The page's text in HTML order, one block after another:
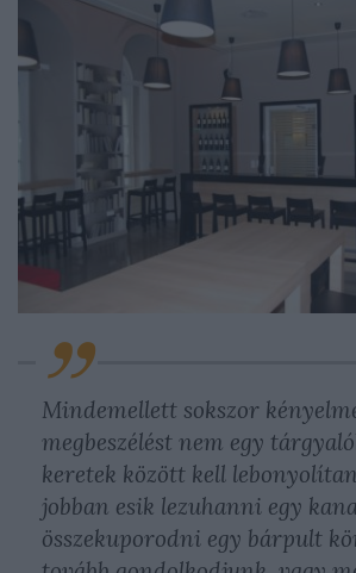
Mindemellett sokszor
megbeszélést nem egy
keretek között kell
jobban esik lezuhanni egy
összekuporodni egy bárpult